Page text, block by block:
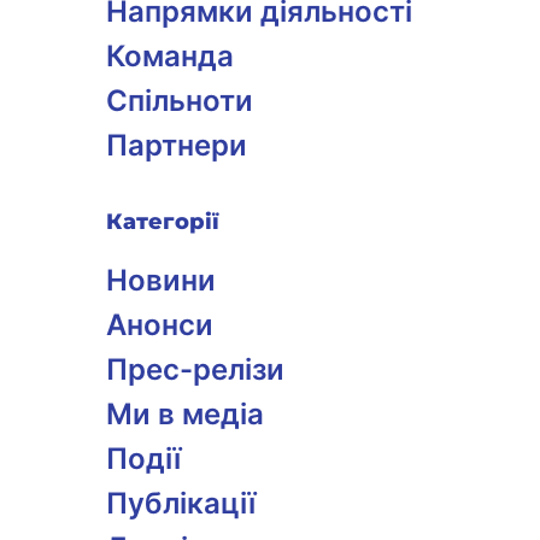
Напрямки діяльності
Команда
Спільноти
Партнери
Категорії
Новини
Анонси
Прес-релізи
Ми в медіа
Події
Публікації